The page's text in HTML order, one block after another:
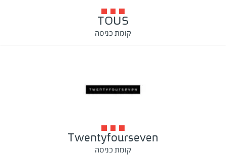
TOUS
קומת כניסה
Twentyfourseven
קומת כניסה